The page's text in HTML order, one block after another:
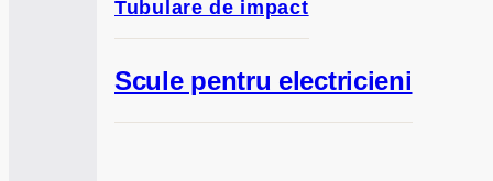
Tubulare de impact
Scule pentru electricieni